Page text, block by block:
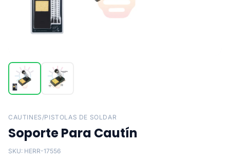
CAUTINES/PISTOLAS DE SOLDAR
Soporte Para Cautín
SKU: HERR-17556